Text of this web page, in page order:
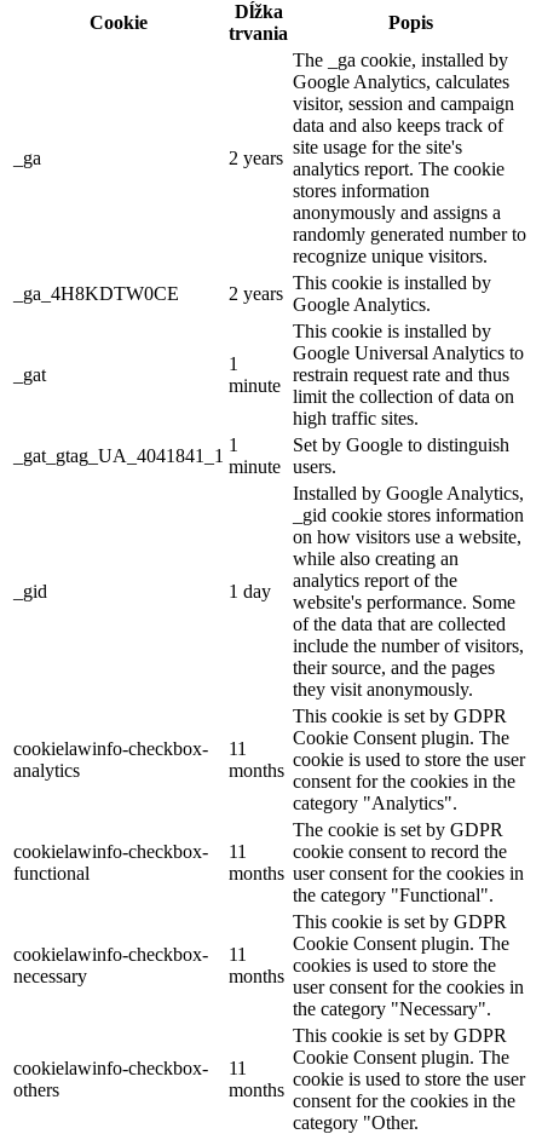
Cookie
Dĺžka
trvania
Popis
_ga 2 years
The _ga cookie, installed by
Google Analytics, calculates
visitor, session and campaign
data and also keeps track of
site usage for the site's
analytics report. The cookie
stores information
anonymously and assigns a
randomly generated number to
recognize unique visitors.
_ga_4H8KDTW0CE
2 years
This cookie is installed by
Google Analytics.
_gat
1
minute
This cookie is installed by
Google Universal Analytics to
restrain request rate and thus
limit the collection of data on
high traffic sites.
_gat_gtag_UA_4041841_1
1
minute
Set by Google to distinguish
users.
_gid 1 day
Installed by Google Analytics,
_gid cookie stores information
on how visitors use a website,
while also creating an
analytics report of the
website's performance. Some
of the data that are collected
include the number of visitors,
their source, and the pages
they visit anonymously.
cookielawinfo-checkbox-
analytics
11
months
This cookie is set by GDPR
Cookie Consent plugin. The
cookie is used to store the user
consent for the cookies in the
category "Analytics".
cookielawinfo-checkbox-
functional
11
months
The cookie is set by GDPR
cookie consent to record the
user consent for the cookies in
the category "Functional".
cookielawinfo-checkbox-
necessary
11
months
This cookie is set by GDPR
Cookie Consent plugin. The
cookies is used to store the
user consent for the cookies in
the category "Necessary".
cookielawinfo-checkbox-
others
11
months
This cookie is set by GDPR
Cookie Consent plugin. The
cookie is used to store the user
consent for the cookies in the
category "Other.